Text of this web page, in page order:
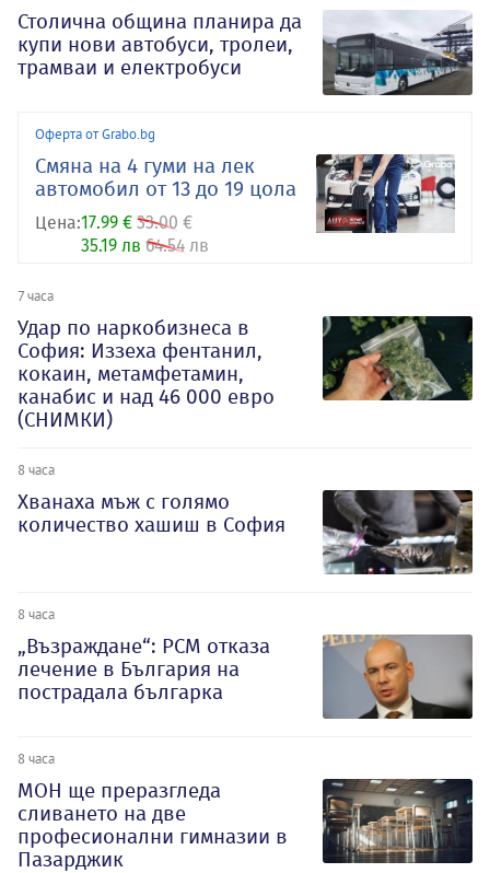
Столична община планира да
купи нови автобуси, тролеи,
трамваи и електробуси
Оферта от Grabo.bg
Смяна на 4 гуми на лек
автомобил от 13 до 19 цола
Цена:17.99 € 33.00 €
35.19 лв 64.54 лв
7 часа
Удар по наркобизнеса в
София: Иззеха фентанил,
кокаин, метамфетамин,
канабис и над 46 000 евро
(СНИМКИ)
8 часа
Хванаха мъж с голямо
количество хашиш в София
8 часа
„Възраждане“: РСМ отказа
лечение в България на
пострадала българка
8 часа
МОН ще преразгледа
сливането на две
професионални гимназии в
Пазарджик